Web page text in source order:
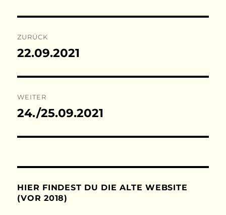
ZURÜCK
Vorheriger
22.09.2021
WEITER
Nächster
24./25.09.2021
HIER FINDEST DU DIE ALTE WEBSITE
(VOR 2018)